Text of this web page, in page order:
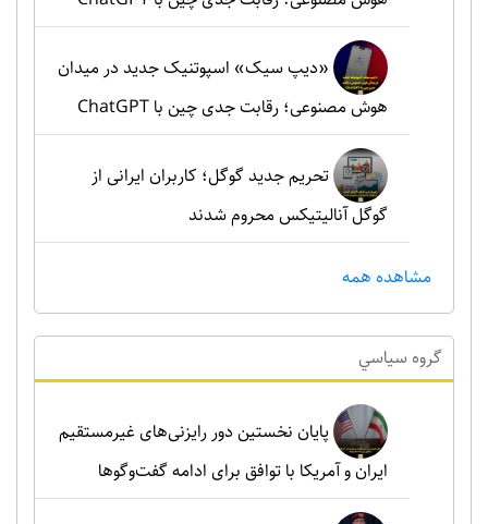
«دیپ سیک» اسپوتنیک جدید در میدان
هوش مصنوعی؛ رقابت جدی چین با ChatGPT
تحریم جدید گوگل؛ کاربران ایرانی از
گوگل آنالیتیکس محروم شدند
مشاهده همه
گروه سياسي
پایان نخستین دور رایزنی‌های غیرمستقیم
ایران و آمریکا با توافق برای ادامه گفت‌وگوها